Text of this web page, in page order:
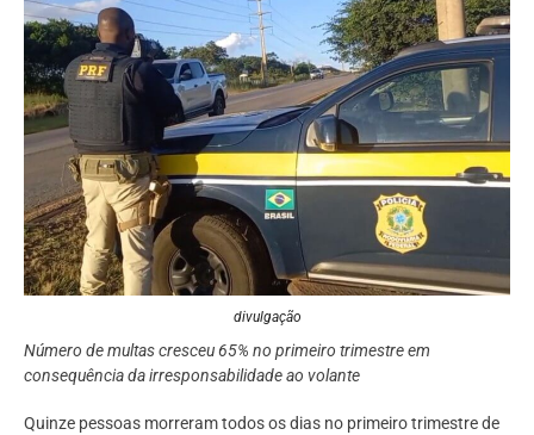
divulgação
Número de multas cresceu 65% no primeiro trimestre em
consequência da irresponsabilidade ao volante
Quinze pessoas morreram todos os dias no primeiro trimestre de